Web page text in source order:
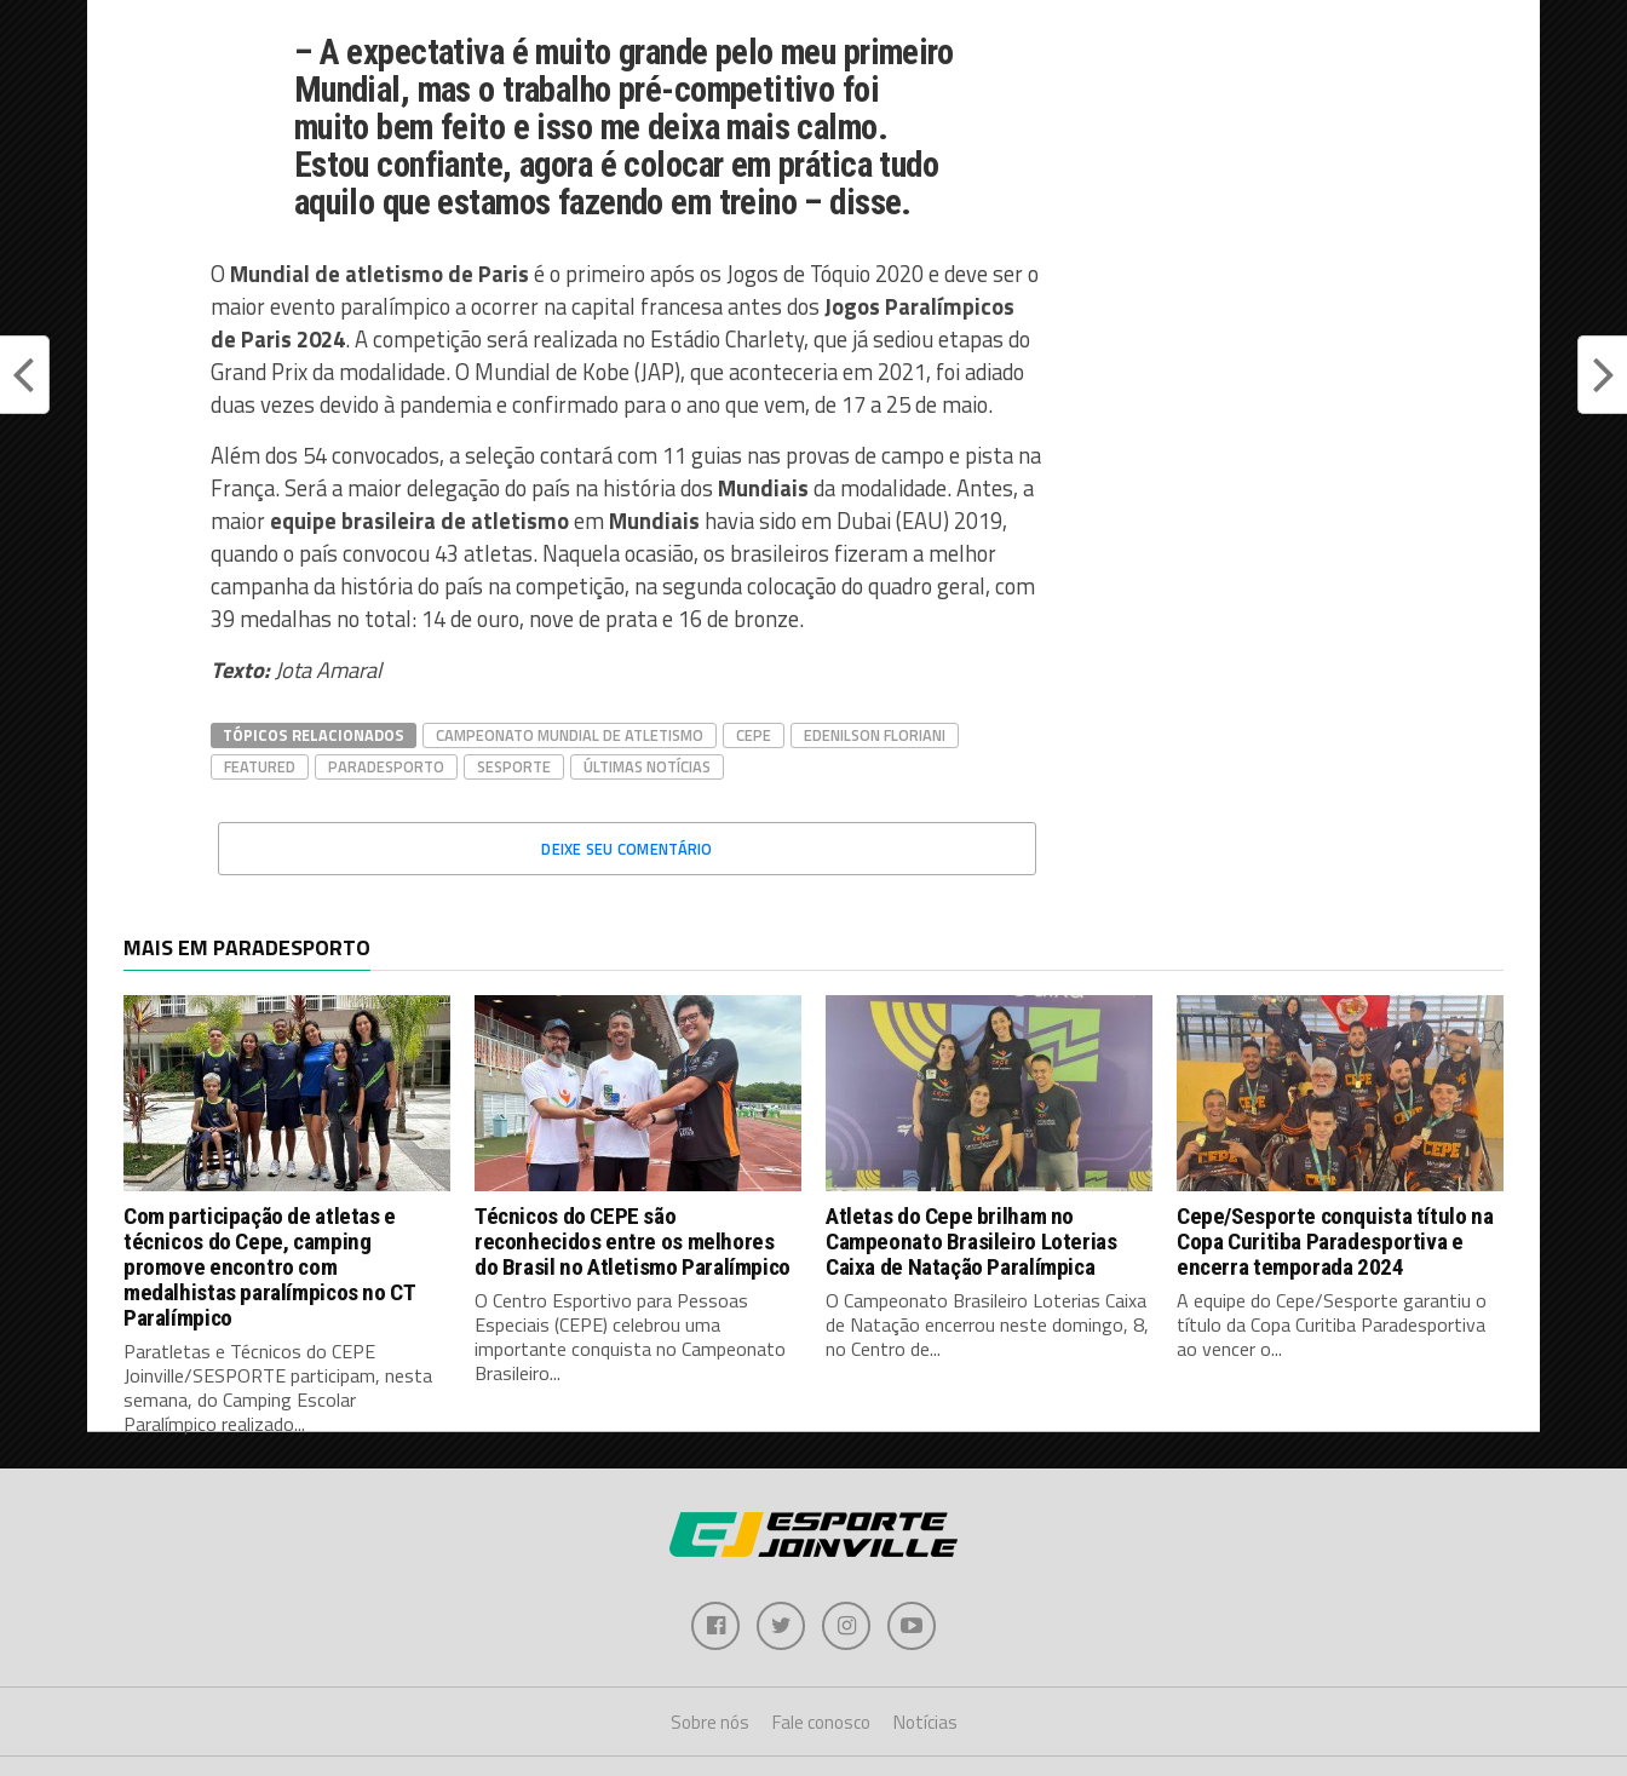
– A expectativa é muito grande pelo meu primeiro
Mundial, mas o trabalho pré-competitivo foi
muito bem feito e isso me deixa mais calmo.
Estou confiante, agora é colocar em prática tudo
aquilo que estamos fazendo em treino – disse.
O Mundial de atletismo de Parisé o primeiro após os Jogos de Tóquio 2020 e deve ser o
maior evento paralímpico a ocorrer na capital francesa antes dosJogos Paralímpicos
de Paris 2024. A competição será realizada no Estádio Charlety, que já sediou etapas do
Grand Prix da modalidade. O Mundial de Kobe (JAP), que aconteceria em 2021, foi adiado
duas vezes devido à pandemia e confirmado para o ano que vem, de 17 a 25 de maio.
Além dos 54 convocados, a seleção contará com 11 guias nas provas de campo e pista na
França. Será a maior delegação do país na história dos Mundiaisda modalidade. Antes, a
maiorequipe brasileira de atletismoem Mundiais havia sido em Dubai (EAU) 2019,
quando o país convocou 43 atletas. Naquela ocasião, os brasileiros fizeram a melhor
campanha da história do país na competição, na segunda colocação do quadro geral, com
39 medalhas no total: 14 de ouro, nove de prata e 16 de bronze.
Texto:Jota Amaral
TÓPICOS RELACIONADOS CAMPEONATO MUNDIAL DE ATLETISMO CEPE
EDENILSON FLORIANI
FEATURED
PARADESPORTO SESPORTE ÚLTIMAS NOTÍCIAS
DEIXE SEU COMENTÁRIO
MAIS EM PARADESPORTO
Com participação de atletas e
técnicos do Cepe, camping
promove encontro com
medalhistas paralímpicos no CT
Paralímpico
Paratletas e Técnicos do CEPE
Joinville/SESPORTE participam, nesta
semana, do Camping Escolar
Paralímpico realizado...
Técnicos do CEPE são
reconhecidos entre os melhores
do Brasil no Atletismo Paralímpico
O Centro Esportivo para Pessoas
Especiais (CEPE) celebrou uma
importante conquista no Campeonato
Brasileiro...
Atletas do Cepe brilham no
Campeonato Brasileiro Loterias
Caixa de Natação Paralímpica
O Campeonato Brasileiro Loterias Caixa
de Natação encerrou neste domingo, 8,
no Centro de...
Cepe/Sesporte conquista título na
Copa Curitiba Paradesportiva e
encerra temporada 2024
A equipe do Cepe/Sesporte garantiu o
título da Copa Curitiba Paradesportiva
ao vencer o...
Sobre nós Fale conosco Notícias